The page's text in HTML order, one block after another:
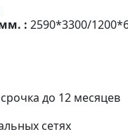
: 2590*3300/
до 12 месяцев
сетях